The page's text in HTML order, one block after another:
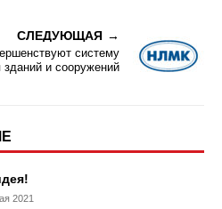
СЛЕДУЮЩАЯ
систему
зданий и сооружений
2021